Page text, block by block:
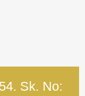
Sk. No: